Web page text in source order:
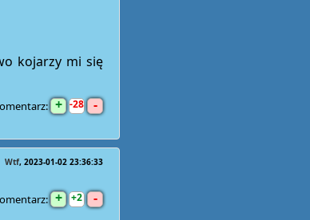
kojarzy mi się
+ 28 -
Wtf 2023-01-02 23:36:33
+ 2 -